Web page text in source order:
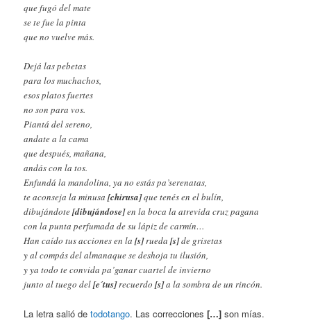
que fugó del mate
se te fue la pinta
que no vuelve más.
Dejá las pebetas
para los muchachos,
esos platos fuertes
no son para vos.
Piantá del sereno,
andate a la cama
que después, mañana,
andás con la tos.
Enfundá la mandolina, ya no estás pa’serenatas,
te aconseja la minusa[chirusa]que tenés en el bulín,
dibujándote[dibujándose]en la boca la atrevida cruz pagana
con la punta perfumada de su lápiz de carmín…
Han caído tus acciones en la[s]rueda[s]de grisetas
y al compás del almanaque se deshoja tu ilusión,
y ya todo te convida pa’ganar cuartel de invierno
junto al tuego del[e´tus]recuerdo[s]a la sombra de un rincón.
La letra salió detodotango. Las correcciones[…] son mías.